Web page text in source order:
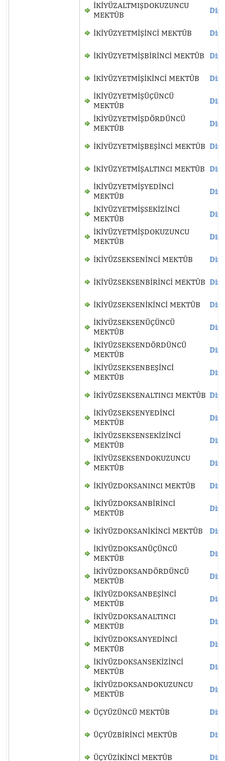
İKİYÜZALTMIŞDOKUZUNCU
MEKTÛB
İKİYÜZYETMİŞİNCİ MEKTÛB
İKİYÜZYETMİŞBİRİNCİ MEKTÛB
İKİYÜZYETMİŞİKİNCİ MEKTÛB
İKİYÜZYETMİŞÜÇÜNCÜ
MEKTÛB
İKİYÜZYETMİŞDÖRDÜNCÜ
MEKTÛB
İKİYÜZYETMİŞBEŞİNCİ MEKTÛB
İKİYÜZYETMİŞALTINCI MEKTÛB
İKİYÜZYETMİŞYEDİNCİ
MEKTÛB
İKİYÜZYETMİŞSEKİZİNCİ
MEKTÛB
İKİYÜZYETMİŞDOKUZUNCU
MEKTÛB
İKİYÜZSEKSENİNCİ MEKTÛB
İKİYÜZSEKSENBİRİNCİ MEKTÛB
İKİYÜZSEKSENİKİNCİ MEKTÛB
İKİYÜZSEKSENÜÇÜNCÜ
MEKTÛB
İKİYÜZSEKSENDÖRDÜNCÜ
MEKTÛB
İKİYÜZSEKSENBEŞİNCİ
MEKTÛB
İKİYÜZSEKSENALTINCI MEKTÛB
İKİYÜZSEKSENYEDİNCİ
MEKTÛB
İKİYÜZSEKSENSEKİZİNCİ
MEKTÛB
İKİYÜZSEKSENDOKUZUNCU
MEKTÛB
İKİYÜZDOKSANINCI MEKTÛB
İKİYÜZDOKSANBİRİNCİ
MEKTÛB
İKİYÜZDOKSANİKİNCİ MEKTÛB
İKİYÜZDOKSANÜÇÜNCÜ
MEKTÛB
İKİYÜZDOKSANDÖRDÜNCÜ
MEKTÛB
İKİYÜZDOKSANBEŞİNCİ
MEKTÛB
İKİYÜZDOKSANALTINCI
MEKTÛB
İKİYÜZDOKSANYEDİNCİ
MEKTÛB
İKİYÜZDOKSANSEKİZİNCİ
MEKTÛB
İKİYÜZDOKSANDOKUZUNCU
MEKTÛB
ÜÇYÜZÜNCÜ MEKTÛB
ÜÇYÜZBİRİNCİ MEKTÛB
ÜÇYÜZİKİNCİ MEKTÛB